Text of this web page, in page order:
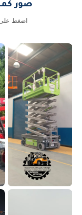
صور
اضغط